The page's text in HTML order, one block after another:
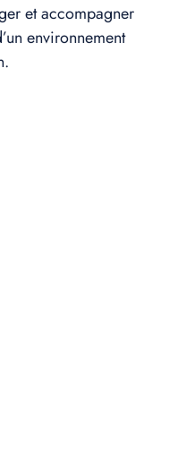
et accompagner
environnement